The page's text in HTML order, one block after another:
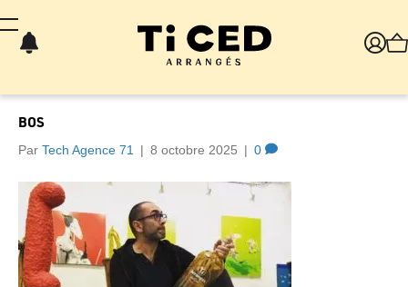
BOS
Par Tech Agence 71 | 8 octobre 2025 | 0